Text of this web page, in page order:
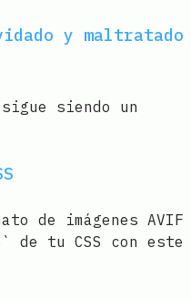
y maltratado
sigue siendo un
de imágenes AVIF
de tu CSS con este